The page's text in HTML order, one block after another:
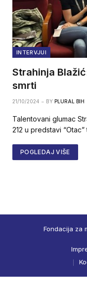
INTERVJUI
Strahinja
smrti
21/10/2024 BY PLURAL BIH
Talentovani glumac
212 u predstavi
POGLEDAJ VIŠE
Fondacija za